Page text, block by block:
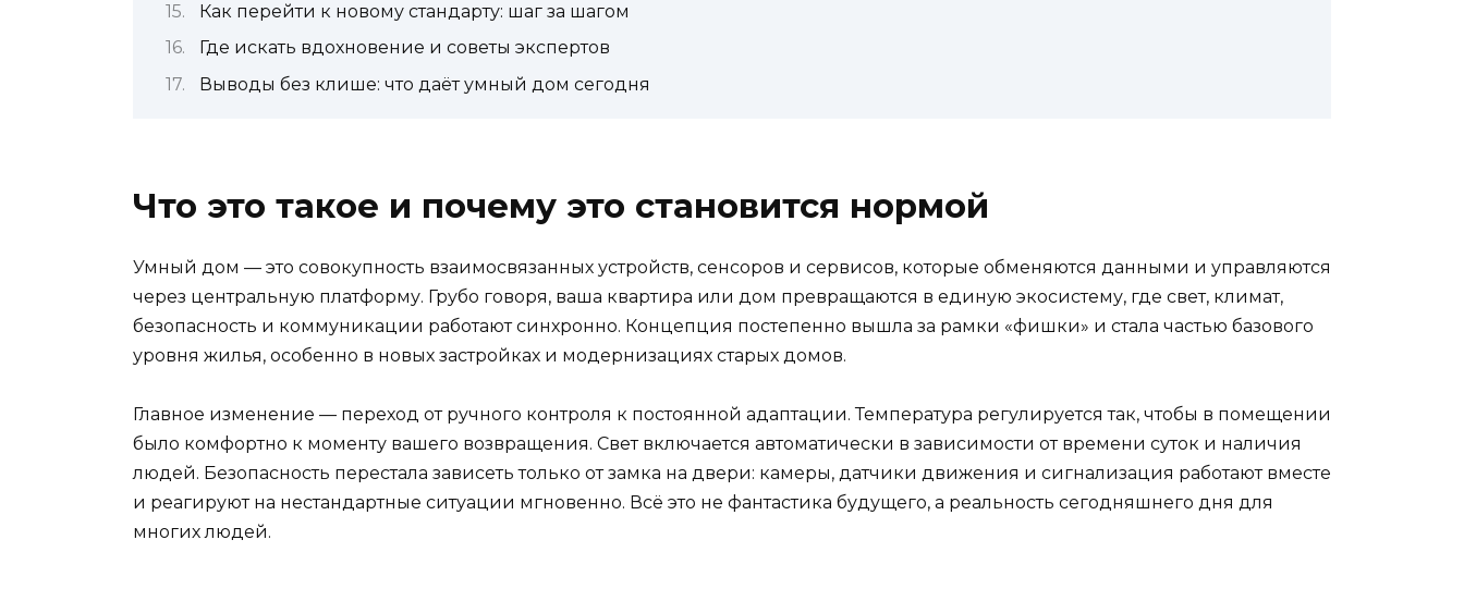
Как перейти к новому стандарту: шаг за шагом
Где искать вдохновение и советы экспертов
Выводы без клише: что даёт умный дом сегодня
Что это такое и почему это становится нормой
Умный дом — это совокупность взаимосвязанных устройств, сенсоров и сервисов, которые обменяются данными и управляются
через центральную платформу. Грубо говоря, ваша квартира или дом превращаются в единую экосистему, где свет, климат,
безопасность и коммуникации работают синхронно. Концепция постепенно вышла за рамки «фишки» и стала частью базового
уровня жилья, особенно в новых застройках и модернизациях старых домов.
Главное изменение — переход от ручного контроля к постоянной адаптации. Температура регулируется так, чтобы в помещении
было комфортно к моменту вашего возвращения. Свет включается автоматически в зависимости от времени суток и наличия
людей. Безопасность перестала зависеть только от замка на двери: камеры, датчики движения и сигнализация работают вместе
и реагируют на нестандартные ситуации мгновенно. Всё это не фантастика будущего, а реальность сегодняшнего дня для
многих людей.